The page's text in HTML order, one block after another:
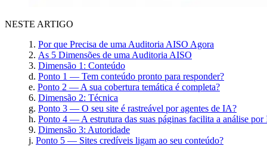
NESTE ARTIGO
Por que Precisa de uma Auditoria AISO Agora
As 5 Dimensões de uma Auditoria AISO
Dimensão 1: Conteúdo
Ponto 1 — Tem conteúdo pronto para responder?
Ponto 2 — A sua cobertura temática é completa?
Dimensão 2: Técnica
Ponto 3 — O seu site é rastreável por agentes de IA?
Ponto 4 — A estrutura das suas páginas facilita a análise por
Dimensão 3: Autoridade
Ponto 5 — Sites credíveis ligam ao seu conteúdo?